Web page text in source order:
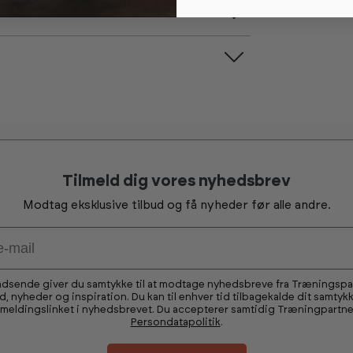
Tilmeld dig vores nyhedsbrev
Modtag eksklusive tilbud og få nyheder før alle andre.
giver du samtykke til at modtage nyhedsbreve fra
nyheder og inspiration. Du kan til enhver tid tilbagekalde dit
i nyhedsbrevet. Du accepterer samtidig
Persondatapolitik.